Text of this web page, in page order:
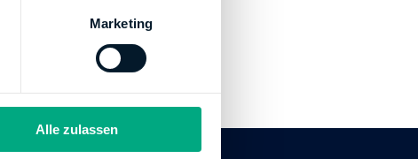
Marketing
Alle zulassen